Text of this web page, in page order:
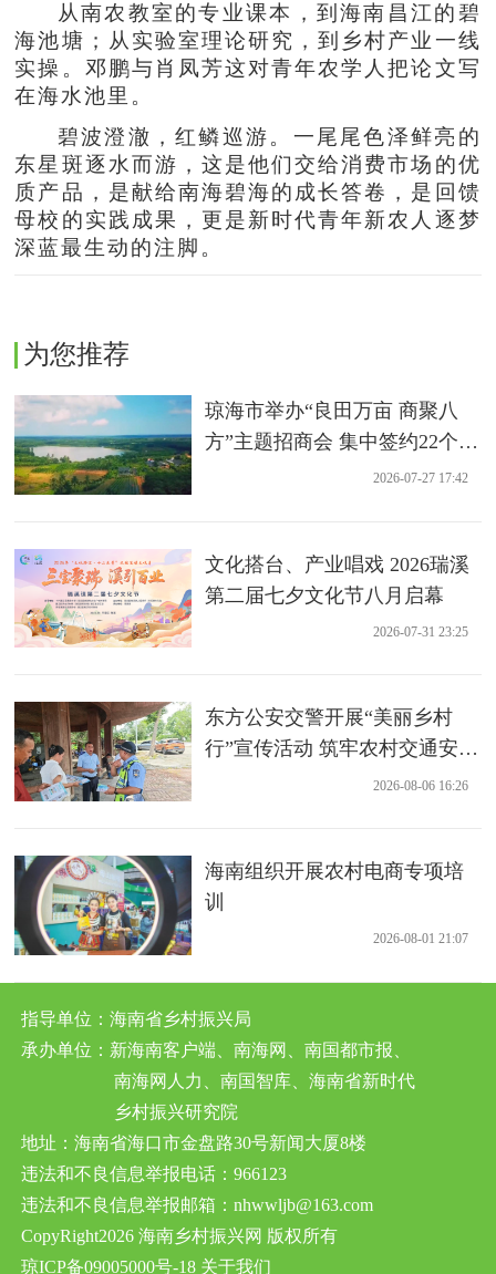
从南农教室的专业课本，到海南昌江的碧
海池塘；从实验室理论研究，到乡村产业一线
实操。邓鹏与肖凤芳这对青年农学人把论文写
在海水池里。
碧波澄澈，红鳞巡游。一尾尾色泽鲜亮的
东星斑逐水而游，这是他们交给消费市场的优
质产品，是献给南海碧海的成长答卷，是回馈
母校的实践成果，更是新时代青年新农人逐梦
深蓝最生动的注脚。
为您推荐
琼海市举办“良田万亩 商聚八
方”主题招商会 集中签约22个农
2026-07-27 17:42
文化搭台、产业唱戏 2026瑞溪
第二届七夕文化节八月启幕
2026-07-31 23:25
东方公安交警开展“美丽乡村
行”宣传活动 筑牢农村交通安全
2026-08-06 16:26
海南组织开展农村电商专项培
训
2026-08-01 21:07
指导单位：海南省乡村振兴局
承办单位：新海南客户端、南海网、南国都市报、
南海网人力、南国智库、海南省新时代
乡村振兴研究院
地址：海南省海口市金盘路30号新闻大厦8楼
违法和不良信息举报电话：966123
违法和不良信息举报邮箱：nhwwljb@163.com
CopyRight2026 海南乡村振兴网 版权所有
琼ICP备09005000号-18 关于我们